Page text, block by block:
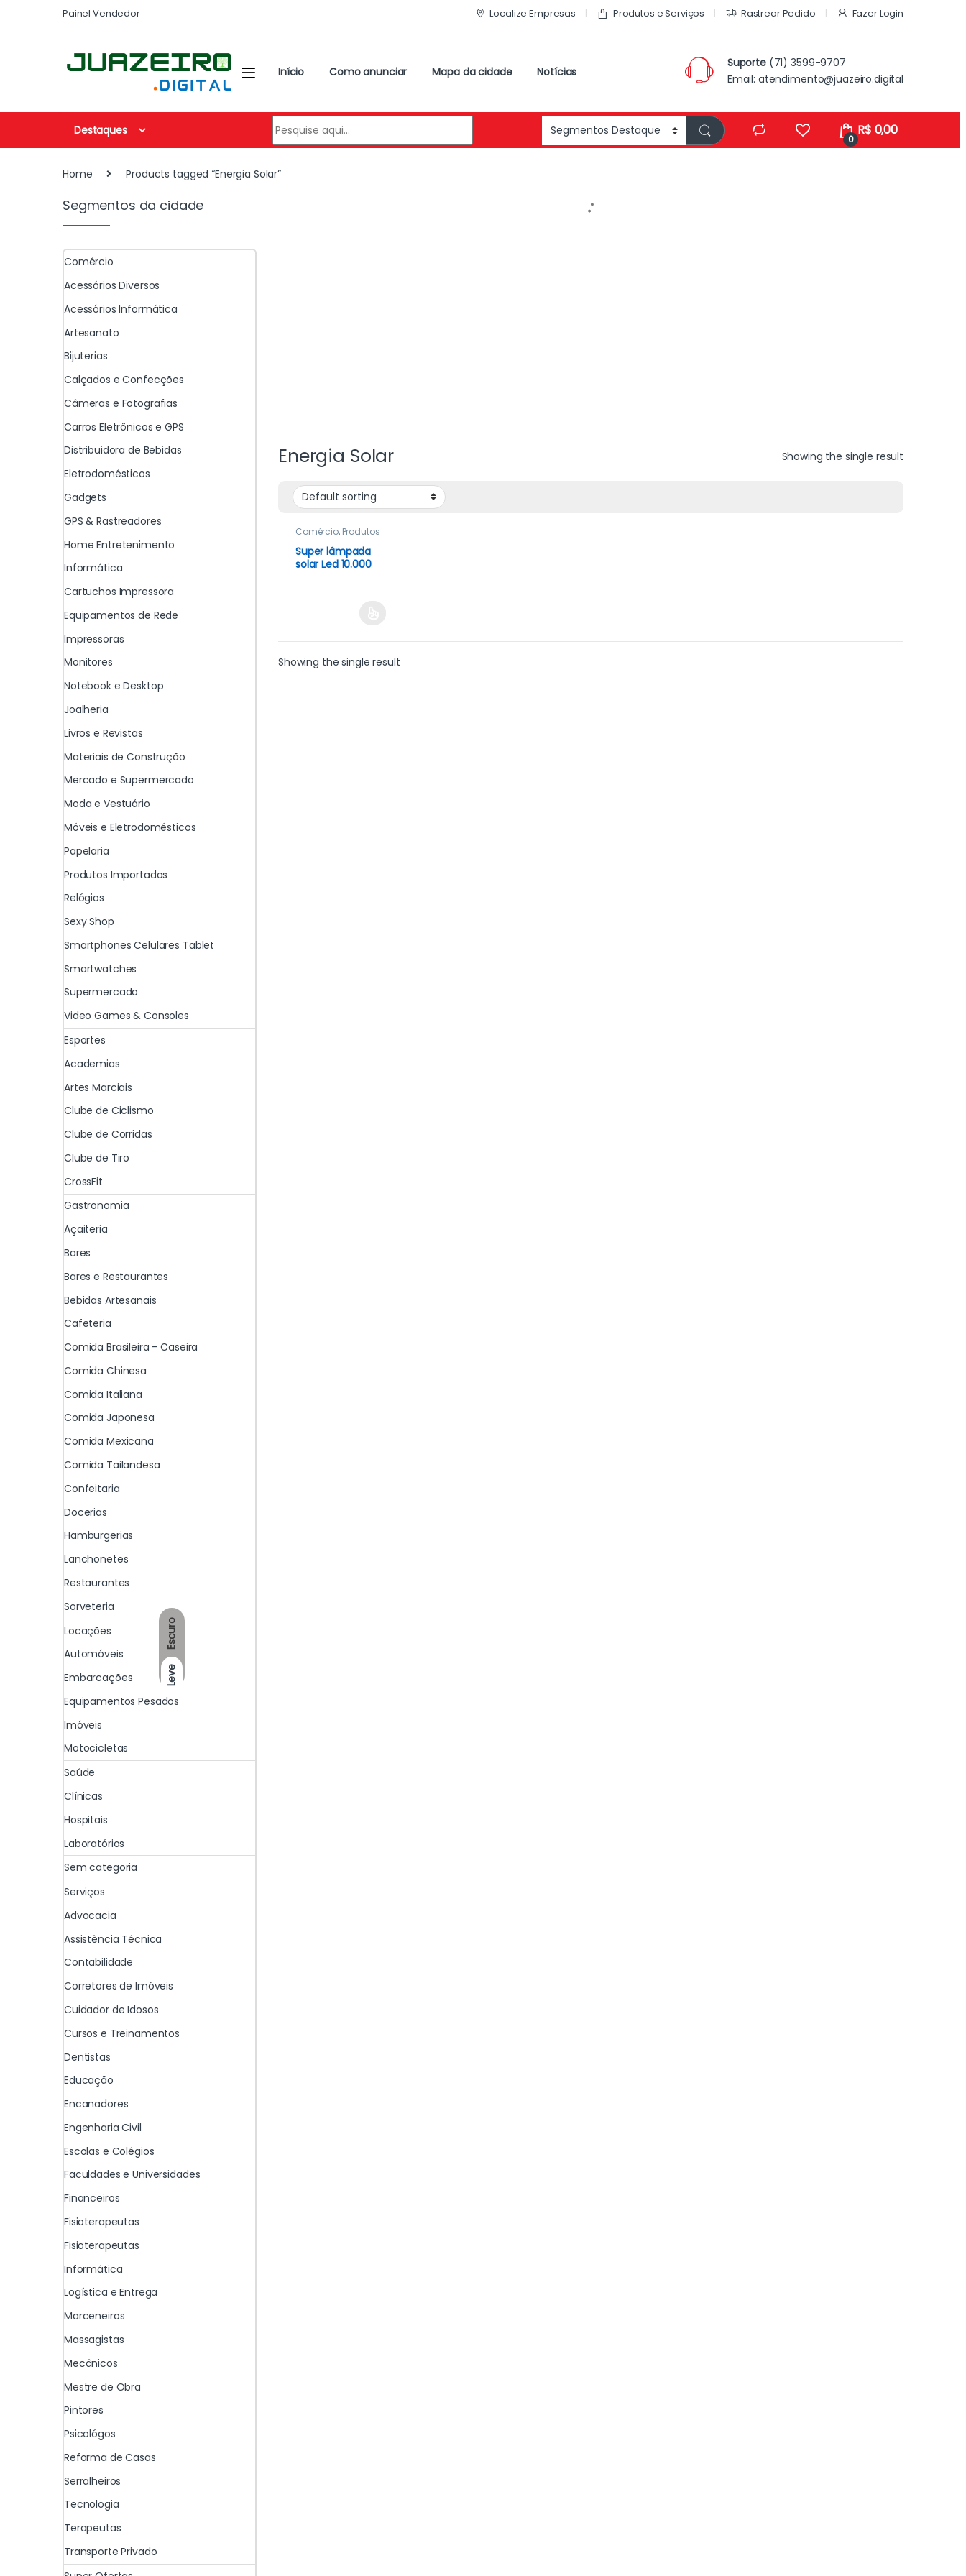
Escuro
Leve
Painel Vendedor Localize Empresas Produtos e Serviços Rastrear Pedido Fazer Login
Início Como anunciar Mapa da cidade Notícias
Suporte(71) 3599-9707
Email: atendimento@juazeiro.digital
Destaques
0
R$ 0,00
Home Products tagged “Energia Solar”
Energia Solar Showing the single result
Comércio, Produtos
Importados
Super lâmpada
solar Led 10.000
Showing the single result
Segmentos da cidade
Comércio
Acessórios Diversos
Acessórios Informática
Artesanato
Bijuterias
Calçados e Confecções
Câmeras e Fotografias
Carros Eletrônicos e GPS
Distribuidora de Bebidas
Eletrodomésticos
Gadgets
GPS & Rastreadores
Home Entretenimento
Informática
Cartuchos Impressora
Equipamentos de Rede
Impressoras
Monitores
Notebook e Desktop
Joalheria
Livros e Revistas
Materiais de Construção
Mercado e Supermercado
Moda e Vestuário
Móveis e Eletrodomésticos
Papelaria
Produtos Importados
Relógios
Sexy Shop
Smartphones Celulares Tablet
Smartwatches
Supermercado
Video Games & Consoles
Esportes
Academias
Artes Marciais
Clube de Ciclismo
Clube de Corridas
Clube de Tiro
CrossFit
Gastronomia
Açaiteria
Bares
Bares e Restaurantes
Bebidas Artesanais
Cafeteria
Comida Brasileira - Caseira
Comida Chinesa
Comida Italiana
Comida Japonesa
Comida Mexicana
Comida Tailandesa
Confeitaria
Docerias
Hamburgerias
Lanchonetes
Restaurantes
Sorveteria
Locações
Automóveis
Embarcações
Equipamentos Pesados
Imóveis
Motocicletas
Saúde
Clínicas
Hospitais
Laboratórios
Sem categoria
Serviços
Advocacia
Assistência Técnica
Contabilidade
Corretores de Imóveis
Cuidador de Idosos
Cursos e Treinamentos
Dentistas
Educação
Encanadores
Engenharia Civil
Escolas e Colégios
Faculdades e Universidades
Financeiros
Fisioterapeutas
Fisioterapeutas
Informática
Logística e Entrega
Marceneiros
Massagistas
Mecânicos
Mestre de Obra
Pintores
Psicológos
Reforma de Casas
Serralheiros
Tecnologia
Terapeutas
Transporte Privado